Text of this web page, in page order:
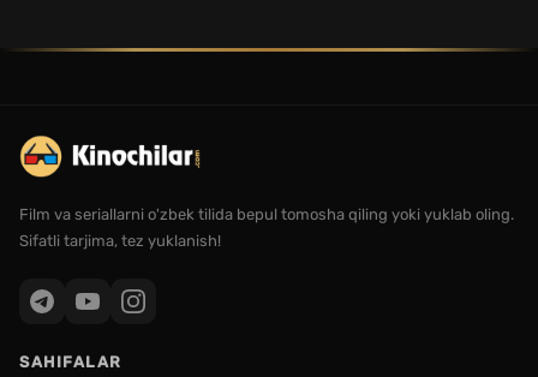
Film va seriallarni o'zbek tilida bepul tomosha qiling yoki yuklab oling.
Sifatli tarjima, tez yuklanish!
SAHIFALAR